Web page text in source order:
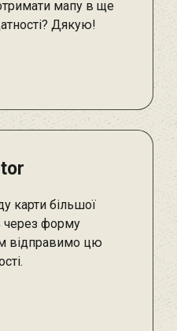
мапу в ще
Дякую!
карти більшої
через форму
відправимо цю